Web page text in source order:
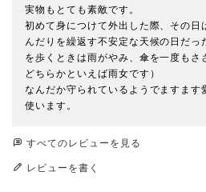
実物もとても素敵です。
初めて身につけて外出した際、その日
んだりを繰返す不安定な天候の日だっ
を歩くときは雨がやみ、傘を一度もさ
どちらかといえば雨女です）
なんだか守られているようでますます
使います。
すべてのレビューを見る
レビューを書く